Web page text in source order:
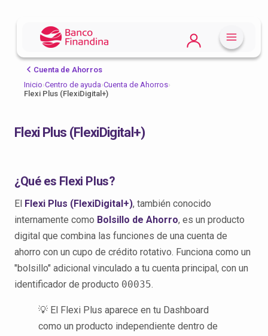
Cuenta de Ahorros
Inicio›Centro de ayuda›Cuenta de Ahorros›
Flexi Plus (FlexiDigital+)
Flexi Plus (FlexiDigital+)
¿Qué es Flexi Plus?
El Flexi Plus (FlexiDigital+), también conocido
internamente como Bolsillo de Ahorro, es un producto
digital que combina las funciones de una cuenta de
ahorro con un cupo de crédito rotativo. Funciona como un
"bolsillo" adicional vinculado a tu cuenta principal, con un
identificador de producto 00035.
💡 El Flexi Plus aparece en tu Dashboard
como un producto independiente dentro de